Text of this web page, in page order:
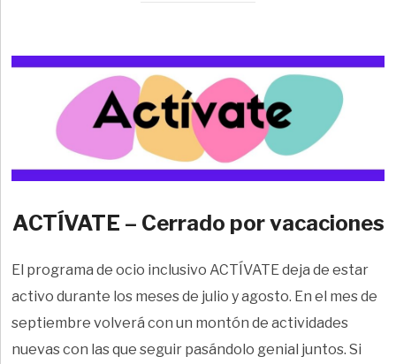
ACTÍVATE – Cerrado por vacaciones
El programa de ocio inclusivo ACTÍVATE deja de estar
activo durante los meses de julio y agosto. En el mes de
septiembre volverá con un montón de actividades
nuevas con las que seguir pasándolo genial juntos. Si